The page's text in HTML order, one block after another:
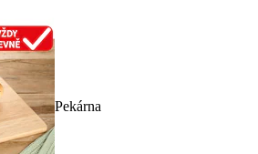
Pekárna